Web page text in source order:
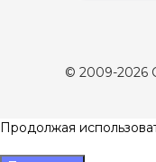
© 2009-2026
Продолжая